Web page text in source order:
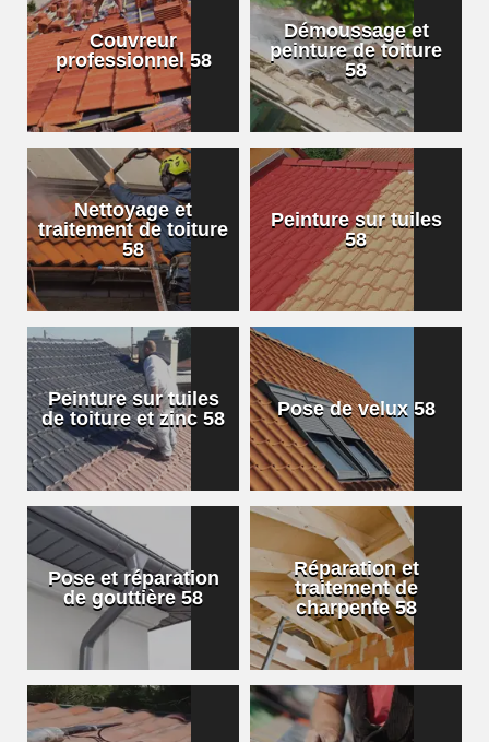
Couvreur
professionnel 58
Démoussage et
peinture de toiture
58
Nettoyage et
traitement de toiture
58
Peinture sur tuiles
58
Peinture sur tuiles
de toiture et zinc 58
Pose de velux 58
Pose et réparation
de gouttière 58
Réparation et
traitement de
charpente 58